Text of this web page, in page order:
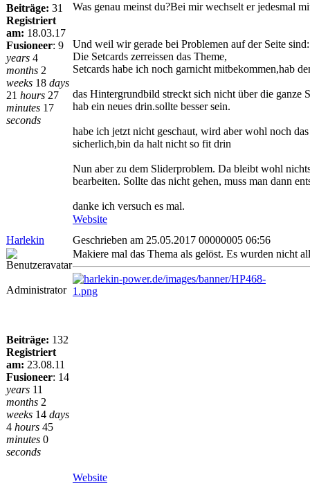
Beiträge: 31
Registriert
am: 18.03.17
Fusioneer: 9
years 4
months 2
weeks 18 days
21 hours 27
minutes 17
seconds
Was genau meinst du?Bei mir wechselt er jedesmal
Und weil wir gerade bei Problemen auf der Seite sind:
Die Setcards zerreissen das Theme,
Setcards habe ich noch garnicht mitbekommen,hab
das Hintergrundbild streckt sich nicht über die ganze
hab ein neues drin.sollte besser sein.
habe ich jetzt nicht geschaut, wird aber wohl noch
sicherlich,bin da halt nicht so fit drin
Nun aber zu dem Sliderproblem. Da bleibt wohl
bearbeiten. Sollte das nicht gehen, muss man dann
danke ich versuch es mal.
Website
Harlekin
Geschrieben am 25.05.2017 00000005 06:56
Administrator
Beiträge: 132
Registriert
am: 23.08.11
Fusioneer: 14
years 11
months 2
weeks 14 days
4 hours 45
minutes 0
seconds
Makiere mal das Thema als gelöst. Es wurden nicht
Website